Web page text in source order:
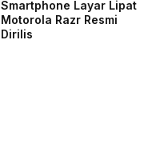
Smartphone Layar Lipat
Motorola Razr Resmi
Dirilis